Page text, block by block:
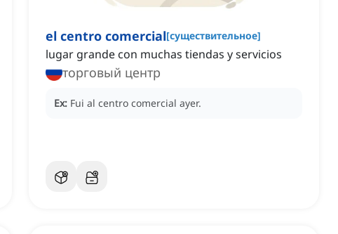
el centro comercial[существительное]
lugar grande con muchas tiendas y servicios
торговый центр
Ex: Fui al centro comercial ayer.